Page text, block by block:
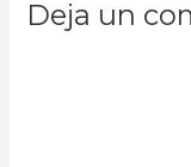
Deja un